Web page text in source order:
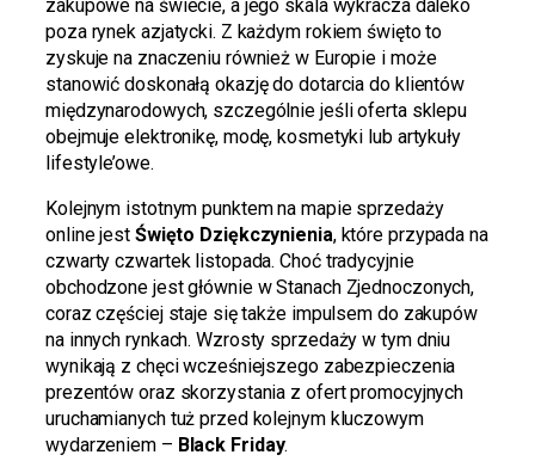
zakupowe na świecie, a jego skala wykracza daleko
poza rynek azjatycki. Z każdym rokiem święto to
zyskuje na znaczeniu również w Europie i może
stanowić doskonałą okazję do dotarcia do klientów
międzynarodowych, szczególnie jeśli oferta sklepu
obejmuje elektronikę, modę, kosmetyki lub artykuły
lifestyle’owe.
Kolejnym istotnym punktem na mapie sprzedaży
online jest Święto Dziękczynienia, które przypada na
czwarty czwartek listopada. Choć tradycyjnie
obchodzone jest głównie w Stanach Zjednoczonych,
coraz częściej staje się także impulsem do zakupów
na innych rynkach. Wzrosty sprzedaży w tym dniu
wynikają z chęci wcześniejszego zabezpieczenia
prezentów oraz skorzystania z ofert promocyjnych
uruchamianych tuż przed kolejnym kluczowym
wydarzeniem – Black Friday.